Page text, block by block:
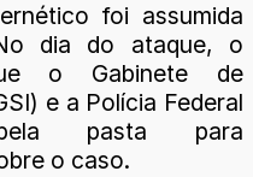
foi assumida
dia do ataque, o
o Gabinete de
e a Polícia Federal
pasta para
o caso.